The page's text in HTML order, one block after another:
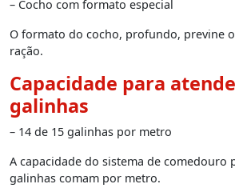
– Cocho com formato especial
O formato do cocho, profundo, previne
ração.
Capacidade para
galinhas
– 14 de 15 galinhas por metro
A capacidade do sistema de comedouro
galinhas comam por metro.